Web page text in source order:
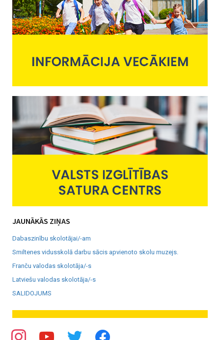
JAUNĀKĀS ZIŅAS
Dabaszinību skolotājai/-am
Smiltenes vidusskolā darbu sācis apvienoto skolu muzejs.
Franču valodas skolotāja/-s
Latviešu valodas skolotāja/-s
SALIDOJUMS